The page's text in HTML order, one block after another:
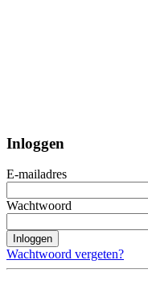
Inloggen
E-mailadres
Wachtwoord
Inloggen
Wachtwoord vergeten?